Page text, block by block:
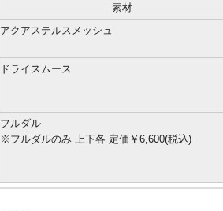
素材
アクアステルスメッシュ
ドライスムース
フルダル
※フルダルのみ 上下各 定価￥6,600(税込)